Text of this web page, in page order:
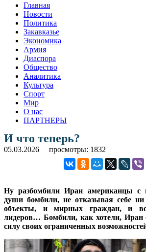
Главная
Новости
Политика
Закавказье
Экономика
Армия
Диаспора
Общество
Аналитика
Культура
Спорт
Мир
О нас
ПАРТНЕРЫ
И что теперь?
05.03.2026 просмотры: 1832
Ну разбомбили Иран американцы с
души бомбили, не отказывая себе
объекты, и мирных граждан, и
лидеров… Бомбили, как хотели, Иран
силу своих ограниченных